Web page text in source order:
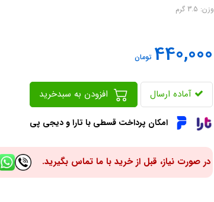
وزن: 3.5 گرم
440,000 تومان
آماده ارسال
امکان پرداخت قسطی با تارا و دیجی پی
در صورت نیاز، قبل از خرید با ما تماس بگیرید.